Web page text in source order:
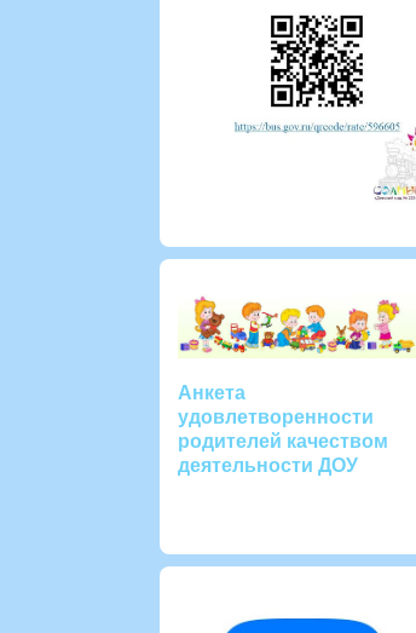
Анкета
удовлетворенности
родителей качеством
деятельности ДОУ